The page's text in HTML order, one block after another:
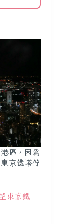
區，因為
京鐵塔佇
東京鐵